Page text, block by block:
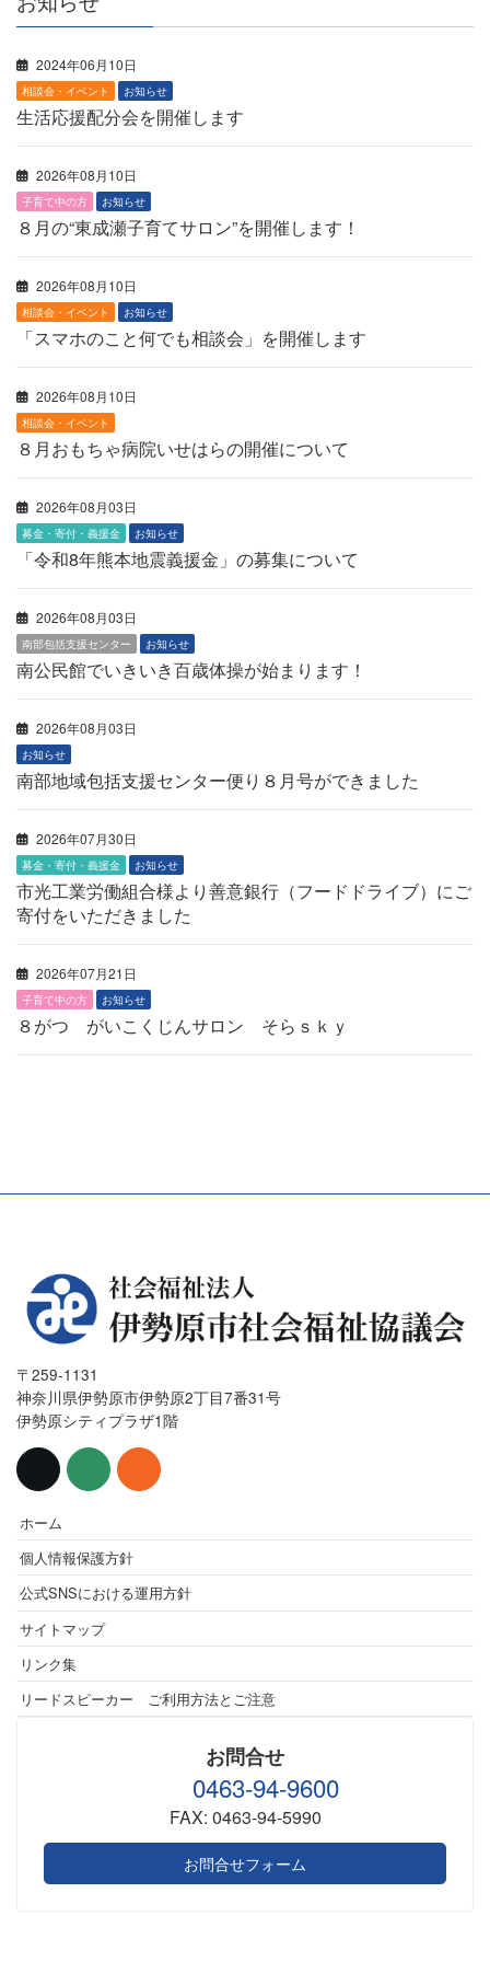
2024年06月10日
相談会・イベント お知らせ
生活応援配分会を開催します
2026年08月10日
子育て中の方 お知らせ
８月の“東成瀬子育てサロン”を開催します！
2026年08月10日
相談会・イベント お知らせ
「スマホのこと何でも相談会」を開催します
2026年08月10日
相談会・イベント
８月おもちゃ病院いせはらの開催について
2026年08月03日
募金・寄付・義援金 お知らせ
「令和8年熊本地震義援金」の募集について
2026年08月03日
南部包括支援センター お知らせ
南公民館でいきいき百歳体操が始まります！
2026年08月03日
お知らせ
南部地域包括支援センター便り８月号ができました
2026年07月30日
募金・寄付・義援金 お知らせ
市光工業労働組合様より善意銀行（フードドライブ）にご
寄付をいただきました
2026年07月21日
子育て中の方 お知らせ
８がつ がいこくじんサロン そらｓｋｙ
〒259-1131
神奈川県伊勢原市伊勢原2丁目7番31号
伊勢原シティプラザ1階
ホーム
個人情報保護方針
公式SNSにおける運用方針
サイトマップ
リンク集
リードスピーカー ご利用方法とご注意
お問合せ
0463-94-9600
FAX: 0463-94-5990
お問合せフォーム